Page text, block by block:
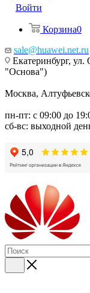
Войти
Корзина0
sale@huawei.net.ru
Екатеринбург,
"Основа")
Москва,
пн-пт: с 09:00 до
сб-вс: выходной